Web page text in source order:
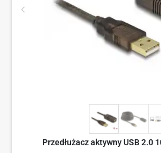
Przedłużacz aktywny USB 2.0